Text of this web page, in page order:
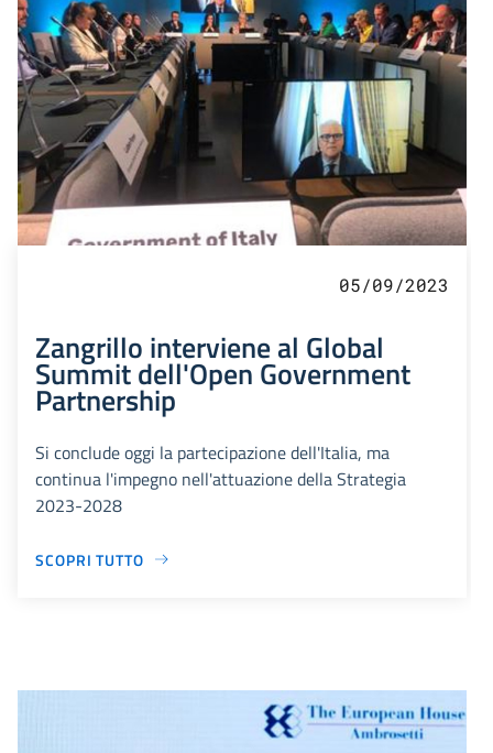
05/09/2023
Zangrillo interviene al Global
Summit dell'Open Government
Partnership
Si conclude oggi la partecipazione dell'Italia, ma
continua l'impegno nell'attuazione della Strategia
2023-2028
SCOPRI TUTTO